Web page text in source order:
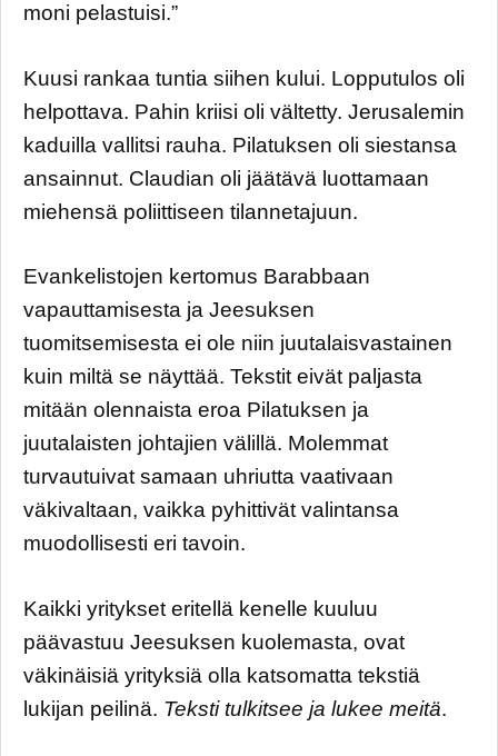
moni pelastuisi.”
Kuusi rankaa tuntia siihen kului. Lopputulos oli
helpottava. Pahin kriisi oli vältetty. Jerusalemin
kaduilla vallitsi rauha. Pilatuksen oli siestansa
ansainnut. Claudian oli jäätävä luottamaan
miehensä poliittiseen tilannetajuun.
Evankelistojen kertomus Barabbaan
vapauttamisesta ja Jeesuksen
tuomitsemisesta ei ole niin juutalaisvastainen
kuin miltä se näyttää. Tekstit eivät paljasta
mitään olennaista eroa Pilatuksen ja
juutalaisten johtajien välillä. Molemmat
turvautuivat samaan uhriutta vaativaan
väkivaltaan, vaikka pyhittivät valintansa
muodollisesti eri tavoin.
Kaikki yritykset eritellä kenelle kuuluu
päävastuu Jeesuksen kuolemasta, ovat
väkinäisiä yrityksiä olla katsomatta tekstiä
lukijan peilinä. Teksti tulkitsee ja lukee meitä.